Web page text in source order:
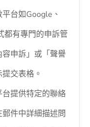
平台如Google、
都有專門的申訴管
申訴」或「聲譽
交表格。
台提供特定的聯絡
件中詳細描述問